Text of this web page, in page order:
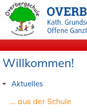
Willkommen!
Aktuelles
... aus der Schule